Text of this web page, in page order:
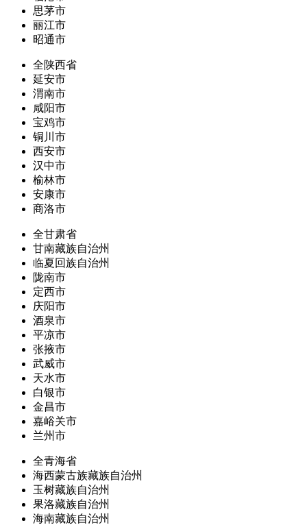
思茅市
丽江市
昭通市
全陕西省
延安市
渭南市
咸阳市
宝鸡市
铜川市
西安市
汉中市
榆林市
安康市
商洛市
全甘肃省
甘南藏族自治州
临夏回族自治州
陇南市
定西市
庆阳市
酒泉市
平凉市
张掖市
武威市
天水市
白银市
金昌市
嘉峪关市
兰州市
全青海省
海西蒙古族藏族自治州
玉树藏族自治州
果洛藏族自治州
海南藏族自治州